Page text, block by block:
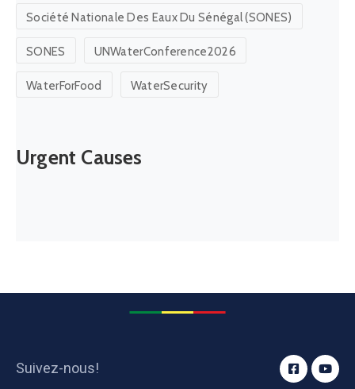
Société Nationale Des Eaux Du Sénégal (SONES)
SONES UNWaterConference2026
WaterForFood WaterSecurity
Urgent Causes
Suivez-nous!